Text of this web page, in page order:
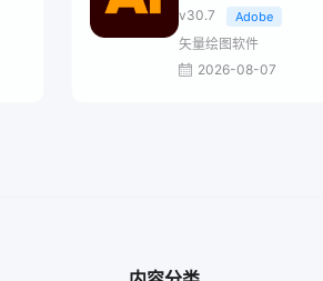
v30.7 Adobe
矢量绘图软件
2026-08-07